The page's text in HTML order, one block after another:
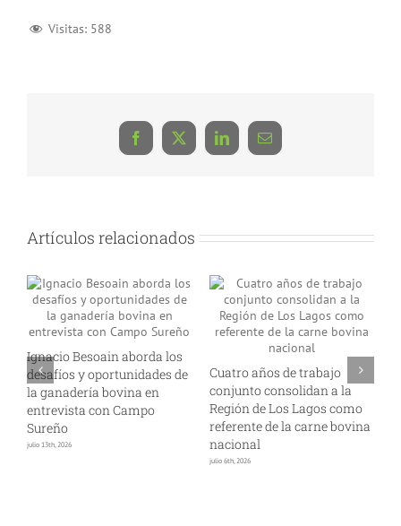
Visitas: 588
Facebook
X LinkedInCorreo
electrónico
Artículos relacionados
Ignacio Besoain aborda los
desafíos y oportunidades de
la ganadería bovina en
entrevista con Campo
Sureño
julio 13th, 2026
Cuatro años de trabajo
conjunto consolidan a la
Región de Los Lagos como
referente de la carne bovina
nacional
julio 6th, 2026